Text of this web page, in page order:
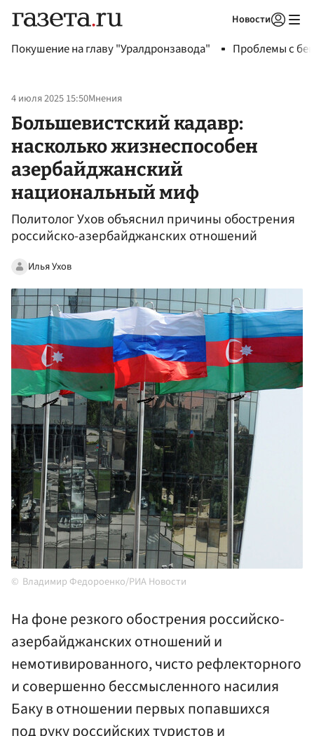
Новости
Покушение на главу "Уралдронзавода" Проблемы с
4 июля 2025 15:50Мнения
Большевистский кадавр:
насколько жизнеспособен
азербайджанский
национальный миф
Политолог Ухов объяснил причины обострения
российско-азербайджанских отношений
Илья Ухов
Владимир Федороенко/РИА Новости
На фоне резкого обострения российско-
азербайджанских отношений и
немотивированного, чисто рефлекторного
и совершенно бессмысленного насилия
Баку в отношении первых попавшихся
под руку российских туристов и